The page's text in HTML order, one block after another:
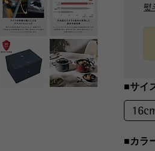
熨
■サイ
■カラ